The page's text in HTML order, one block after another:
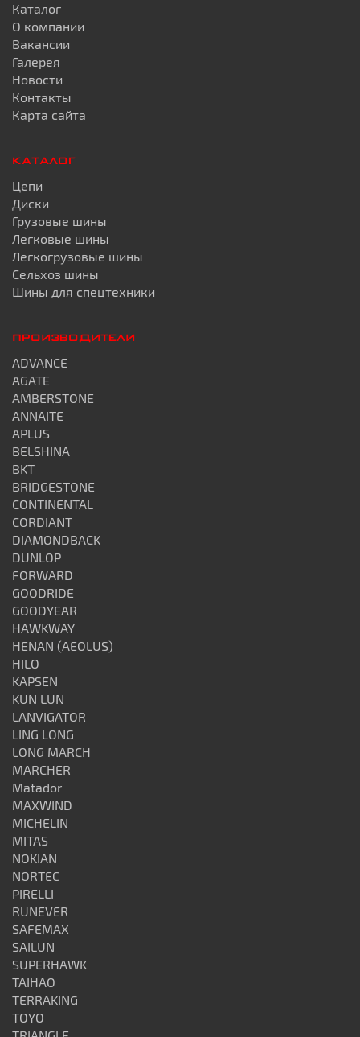
Каталог
О компании
Вакансии
Галерея
Новости
Контакты
Карта сайта
КАТАЛОГ
Цепи
Диски
Грузовые шины
Легковые шины
Легкогрузовые шины
Сельхоз шины
Шины для спецтехники
ПРОИЗВОДИТЕЛИ
ADVANCE
AGATE
AMBERSTONE
ANNAITE
APLUS
BELSHINA
BKT
BRIDGESTONE
CONTINENTAL
CORDIANT
DIAMONDBACK
DUNLOP
FORWARD
GOODRIDE
GOODYEAR
HAWKWAY
HENAN (AEOLUS)
HILO
KAPSEN
KUN LUN
LANVIGATOR
LING LONG
LONG MARCH
MARCHER
Matador
MAXWIND
MICHELIN
MITAS
NOKIAN
NORTEC
PIRELLI
RUNEVER
SAFEMAX
SAILUN
SUPERHAWK
TAIHAO
TERRAKING
TOYO